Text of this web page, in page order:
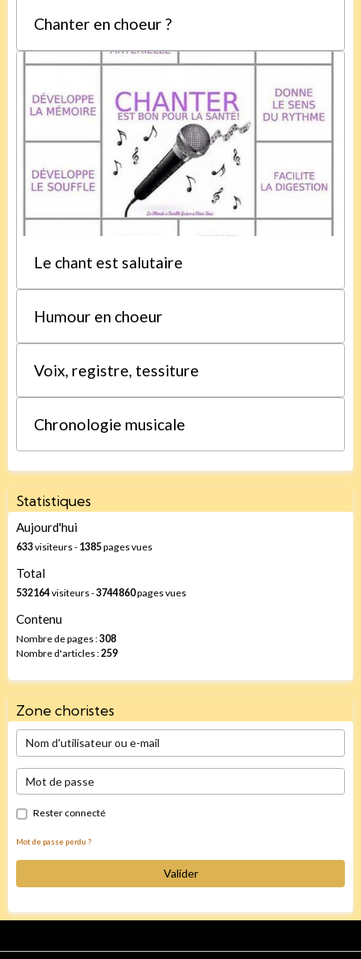
Chanter en choeur ?
Le chant est salutaire
Humour en choeur
Voix, registre, tessiture
Chronologie musicale
Statistiques
Aujourd'hui
633visiteurs - 1385pages vues
Total
532164visiteurs -3744860pages vues
Contenu
Nombre de pages :308
Nombre d'articles :259
Zone choristes
Rester connecté
Mot de passe perdu ?
Valider